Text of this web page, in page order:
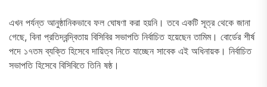
এখন পর্যন্ত আনুষ্ঠানিকভাবে ফল ঘোষণা করা হয়নি। তবে একটি সূত্র থেকে জানা
গেছে, বিনা প্রতিদ্বন্দ্বিতায় বিসিবির সভাপতি নির্বাচিত হয়েছেন তামিম। বোর্ডের শীর্ষ
পদে ১৭তম ব্যক্তি হিসেবে দায়িত্ব নিতে যাচ্ছেন সাবেক এই অধিনায়ক। নির্বাচিত
সভাপতি হিসেবে বিসিবিতে তিনি ষষ্ঠ।